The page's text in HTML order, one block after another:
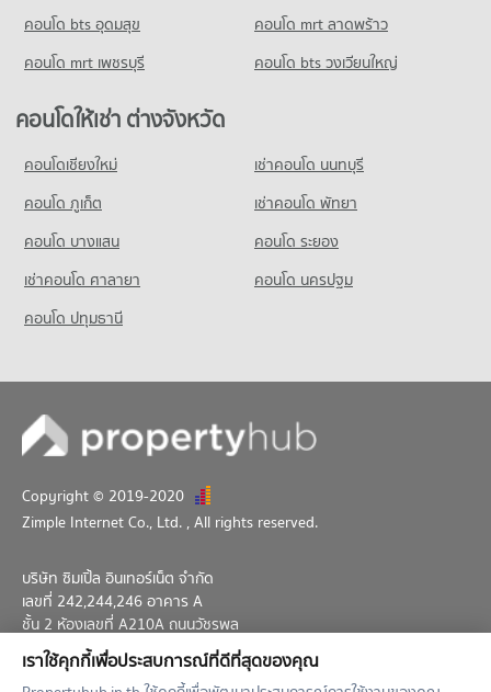
คอนโดให้เช่า พหลโยธิน 27
มีคอนโดให้เช่า 406 ประกาศ
มีคอนโดขาย 158 ประกาศ
คอนโด พหลโยธิน 29
คอนโดให้เช่า พหลโยธิน 29
มีคอนโดให้เช่า 3 ประกาศ
ขายคอนโด พหลโยธิน 29
มีคอนโดขาย 1 ประกาศ
คอนโด พหลโยธิน 19
มีคอนโดให้เช่า 6 ประกาศ
ขายคอนโด พหลโยธิน 19
คอนโด พหลโยธิน 17
1 โครงการ
คอนโดให้เช่า พหลโยธิน 17
มีคอนโดให้เช่า 188 ประกาศ
ขายคอนโด พหลโยธิน 17
มีคอนโดขาย 50 ประกาศ
คอนโด bts อุดมสุข
คอนโด mrt ลาดพร้าว
คอนโด mrt เพชรบุรี
คอนโด bts วงเวียนใหญ่
คอนโดให้เช่า ต่างจังหวัด
คอนโดเชียงใหม่
เช่าคอนโด นนทบุรี
คอนโด ภูเก็ต
เช่าคอนโด พัทยา
คอนโด บางแสน
คอนโด ระยอง
เช่าคอนโด ศาลายา
คอนโด นครปฐม
คอนโด ปทุมธานี
Copyright © 2019-2020
Zimple Internet Co., Ltd. , All rights reserved.
บริษัท ซิมเปิ้ล อินเทอร์เน็ต จำกัด
เลขที่ 242,244,246 อาคาร A
ชั้น 2 ห้องเลขที่ A210A ถนนวัชรพล
แขวงท่าแร้ง เขตบางเขน กทม. 10230
02-026-3049
support@propertyhub.in.th
เราใช้คุกกี้เพื่อประสบการณ์ที่ดีที่สุดของคุณ